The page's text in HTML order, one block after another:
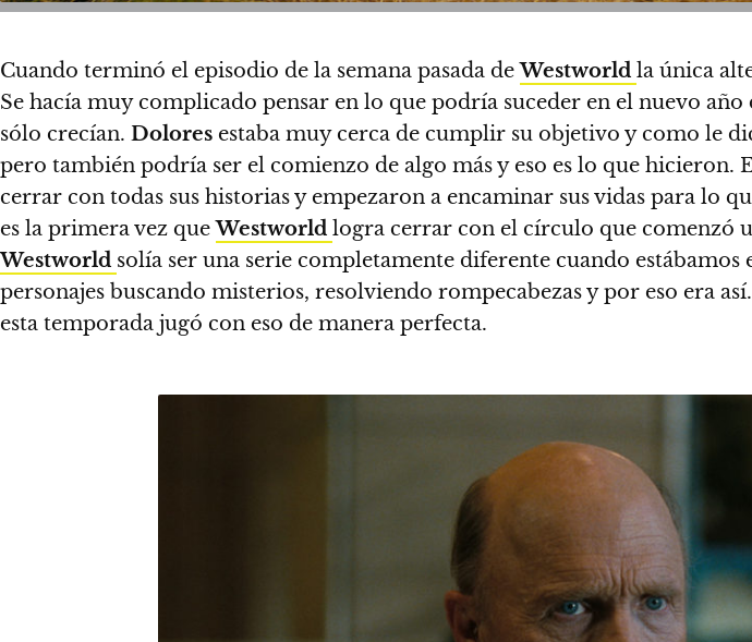
Cuando terminó el episodio de la semana pasada deWestworld la única
Se hacía muy complicado pensar en lo que podría suceder en el nuevo
sólo crecían. Dolores estaba muy cerca de cumplir su objetivo y como le
pero también podría ser el comienzo de algo más y eso es lo que hicieron.
cerrar con todas sus historias y empezaron a encaminar sus vidas para lo
es la primera vez queWestworld logra cerrar con el círculo que comenzó
Westworld solía ser una serie completamente diferente cuando
personajes buscando misterios, resolviendo rompecabezas y por eso era así.
esta temporada jugó con eso de manera perfecta.